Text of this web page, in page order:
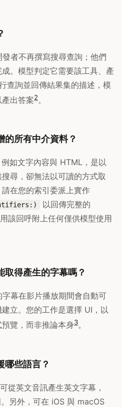
者不再撰寫搜尋查詢；他們
。模型判定它需要該工具、產
查詢並回傳結果集的描述，模
出答案2。
的所有中介資料？
如文字內容與 HTML，是以
尋，卻無法以可讀的方式取
在您的索引委派上實作
以回傳完整的
用該回呼附上任何僅供模型使用
取得產生的字幕嗎？
幕在影片播放期間會自動可
立。您的工作是選擇 UI，以
覽，而非推論本身3。
哪些語言？
從英文音訊產生英文字幕，
另外，可在 iOS 與 macOS